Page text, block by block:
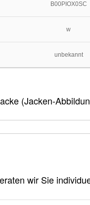
B00PIOX0SC
w
unbekannt
(Jacken-